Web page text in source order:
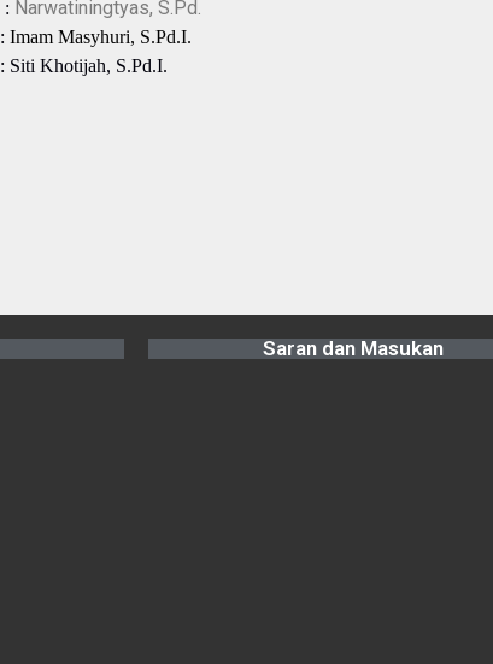
: Narwatiningtyas, S.Pd.
: Imam Masyhuri, S.Pd.I.
: Siti Khotijah, S.Pd.I.
Saran dan Masukan